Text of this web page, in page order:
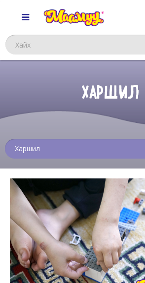
Хайх
ХАРШИЛ